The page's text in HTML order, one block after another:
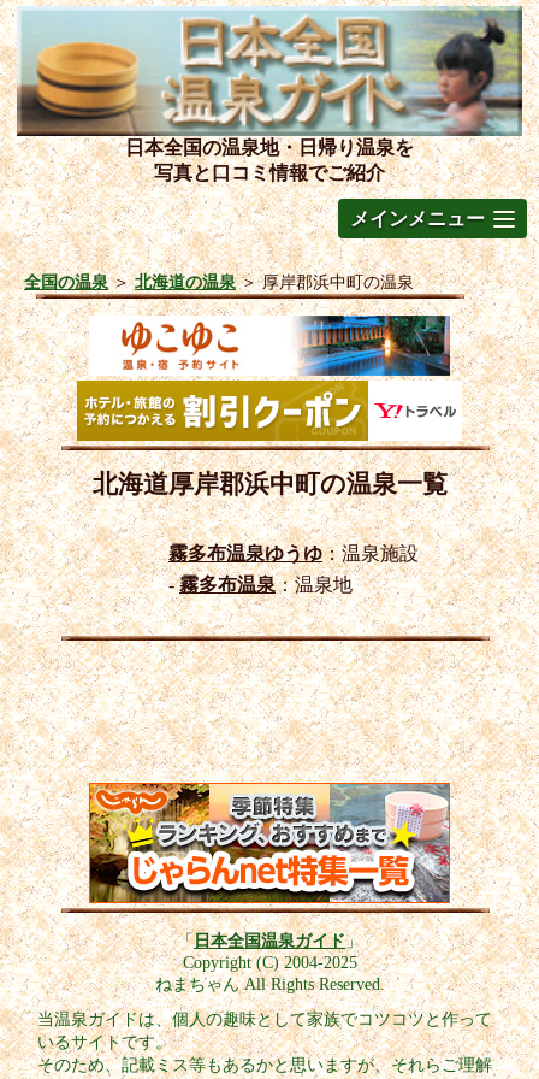
日本全国の温泉地・日帰り温泉を
写真と口コミ情報でご紹介
メインメニュー
全国の温泉＞北海道の温泉＞厚岸郡浜中町の温泉
北海道厚岸郡浜中町の温泉一覧
霧多布温泉ゆうゆ：温泉施設
-霧多布温泉：温泉地
「日本全国温泉ガイド」
Copyright (C) 2004-2025
ねまちゃん All Rights Reserved.
当温泉ガイドは、個人の趣味として家族でコツコツと作って
いるサイトです。
そのため、記載ミス等もあるかと思いますが、それらご理解